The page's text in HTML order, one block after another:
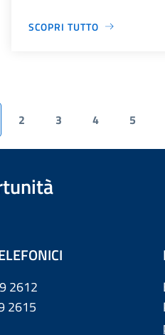
SCOPRI TUTTO
2 3 4 5
2612